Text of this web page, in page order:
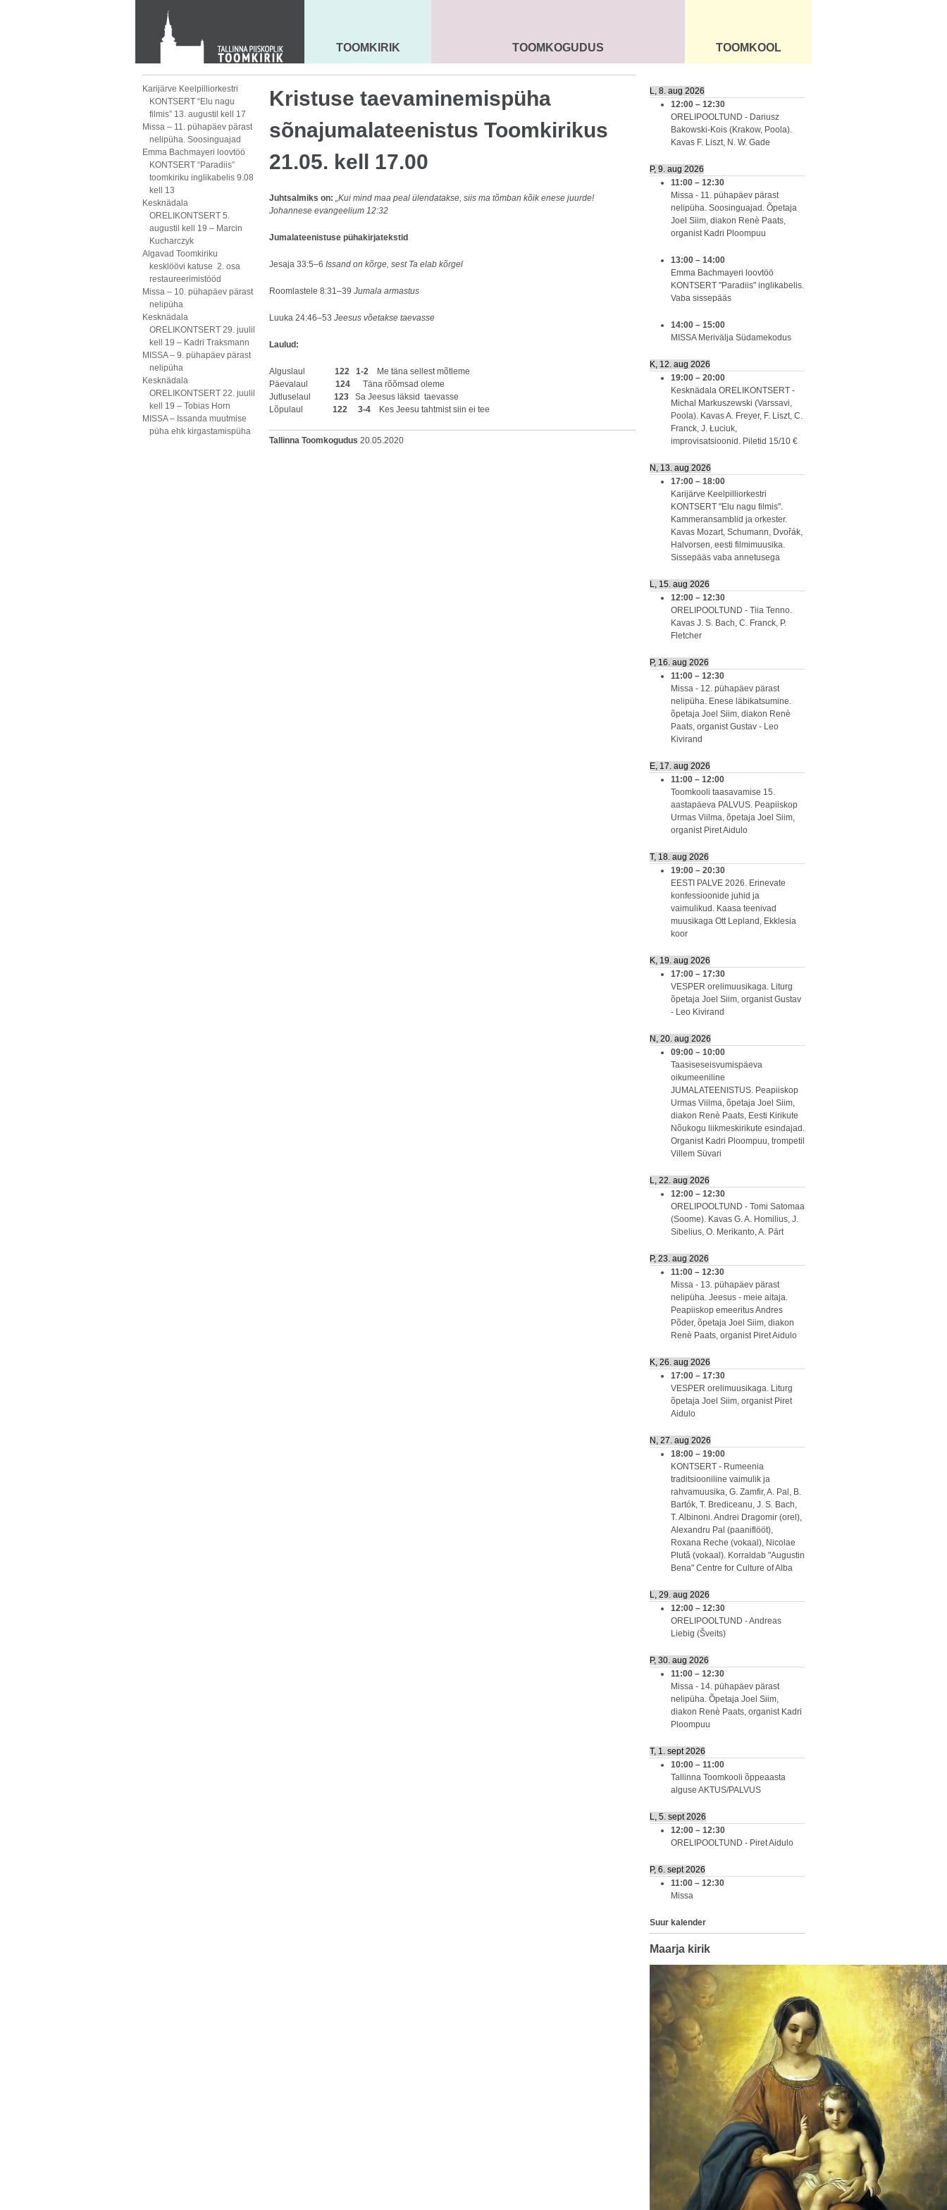
KONTAKT
Toom-Kooli 6, 10130 TALLINN
tallinna.toom@eelk.ee
MAARJA KIRIK
TOOMKIRIK SEENIORID KOGUDUS
TOOMKOGUDUS ÜLDINFO
TOOMKOOL
Karijärve Keelpilliorkestri
KONTSERT “Elu nagu
filmis” 13. augustil kell 17
Missa – 11. pühapäev pärast
nelipüha. Soosinguajad
Emma Bachmayeri loovtöö
KONTSERT “Paradiis”
toomkiriku inglikabelis 9.08
kell 13
Kesknädala
ORELIKONTSERT 5.
augustil kell 19 – Marcin
Kucharczyk
Algavad Toomkiriku
kesklöövi katuse 2. osa
restaureerimistööd
Missa – 10. pühapäev pärast
nelipüha
Kesknädala
ORELIKONTSERT 29. juulil
kell 19 – Kadri Traksmann
MISSA – 9. pühapäev pärast
nelipüha
Kesknädala
ORELIKONTSERT 22. juulil
kell 19 – Tobias Horn
MISSA – Issanda muutmise
püha ehk kirgastamispüha
Kristuse taevaminemispüha
sõnajumalateenistus Toomkirikus
21.05. kell 17.00
Juhtsalmiks on: „Kui mind maa peal ülendatakse, siis ma tõmban kõik enese juurde!
Johannese evangeelium 12:32
Jumalateenistuse pühakirjatekstid
Jesaja 33:5–6 Issand on kõrge, sest Ta elab kõrgel
Roomlastele 8:31–39 Jumala armastus
Luuka 24:46–53 Jeesus võetakse taevasse
Laulud:
Alguslaul 122 1-2
Me täna sellest mõtleme
Päevalaul 124 Täna rõõmsad oleme
Jutluselaul 123 Sa Jeesus läksid taevasse
Lõpulaul 122 3-4 Kes Jeesu tahtmist siin ei tee
Tallinna Toomkogudus 20.05.2020
L, 8. aug 2026
12:00 – 12:30
ORELIPOOLTUND - Dariusz
Bakowski-Kois (Krakow, Poola).
Kavas F. Liszt, N. W. Gade
P, 9. aug 2026
11:00 – 12:30
Missa - 11. pühapäev pärast
nelipüha. Soosinguajad. Õpetaja
Joel Siim, diakon Renè Paats,
organist Kadri Ploompuu
13:00 – 14:00
Emma Bachmayeri loovtöö
KONTSERT "Paradiis" inglikabelis.
Vaba sissepääs
14:00 – 15:00
MISSA Merivälja Südamekodus
K, 12. aug 2026
19:00 – 20:00
Kesknädala ORELIKONTSERT -
Michal Markuszewski (Varssavi,
Poola). Kavas A. Freyer, F. Liszt, C.
Franck, J. Łuciuk,
improvisatsioonid. Piletid 15/10 €
N, 13. aug 2026
17:00 – 18:00
Karijärve Keelpilliorkestri
KONTSERT "Elu nagu filmis".
Kammeransamblid ja orkester.
Kavas Mozart, Schumann, Dvořák,
Halvorsen, eesti filmimuusika.
Sissepääs vaba annetusega
L, 15. aug 2026
12:00 – 12:30
ORELIPOOLTUND - Tiia Tenno.
Kavas J. S. Bach, C. Franck, P.
Fletcher
P, 16. aug 2026
11:00 – 12:30
Missa - 12. pühapäev pärast
nelipüha. Enese läbikatsumine.
õpetaja Joel Siim, diakon Renè
Paats, organist Gustav - Leo
Kivirand
E, 17. aug 2026
11:00 – 12:00
Toomkooli taasavamise 15.
aastapäeva PALVUS. Peapiiskop
Urmas Viilma, õpetaja Joel Siim,
organist Piret Aidulo
T, 18. aug 2026
19:00 – 20:30
EESTI PALVE 2026. Erinevate
konfessioonide juhid ja
vaimulikud. Kaasa teenivad
muusikaga Ott Lepland, Ekklesia
koor
K, 19. aug 2026
17:00 – 17:30
VESPER orelimuusikaga. Liturg
õpetaja Joel Siim, organist Gustav
- Leo Kivirand
N, 20. aug 2026
09:00 – 10:00
Taasiseseisvumispäeva
oikumeeniline
JUMALATEENISTUS. Peapiiskop
Urmas Viilma, õpetaja Joel Siim,
diakon Renè Paats, Eesti Kirikute
Nõukogu liikmeskirikute esindajad.
Organist Kadri Ploompuu, trompetil
Villem Süvari
L, 22. aug 2026
12:00 – 12:30
ORELIPOOLTUND - Tomi Satomaa
(Soome). Kavas G. A. Homilius, J.
Sibelius, O. Merikanto, A. Pärt
P, 23. aug 2026
11:00 – 12:30
Missa - 13. pühapäev pärast
nelipüha. Jeesus - meie aitaja.
Peapiiskop emeeritus Andres
Põder, õpetaja Joel Siim, diakon
Renè Paats, organist Piret Aidulo
K, 26. aug 2026
17:00 – 17:30
VESPER orelimuusikaga. Liturg
õpetaja Joel Siim, organist Piret
Aidulo
N, 27. aug 2026
18:00 – 19:00
KONTSERT - Rumeenia
traditsiooniline vaimulik ja
rahvamuusika, G. Zamfir, A. Pal, B.
Bartók, T. Brediceanu, J. S. Bach,
T. Albinoni. Andrei Dragomir (orel),
Alexandru Pal (paaniflööt),
Roxana Reche (vokaal), Nicolae
Plută (vokaal). Korraldab "Augustin
Bena" Centre for Culture of Alba
L, 29. aug 2026
12:00 – 12:30
ORELIPOOLTUND - Andreas
Liebig (Šveits)
P, 30. aug 2026
11:00 – 12:30
Missa - 14. pühapäev pärast
nelipüha. Õpetaja Joel Siim,
diakon Renè Paats, organist Kadri
Ploompuu
T, 1. sept 2026
10:00 – 11:00
Tallinna Toomkooli õppeaasta
alguse AKTUS/PALVUS
L, 5. sept 2026
12:00 – 12:30
ORELIPOOLTUND - Piret Aidulo
P, 6. sept 2026
11:00 – 12:30
Missa
Suur kalender
Maarja kirik